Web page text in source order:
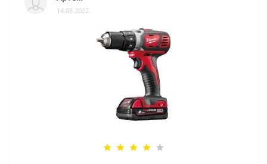
14.03.2022